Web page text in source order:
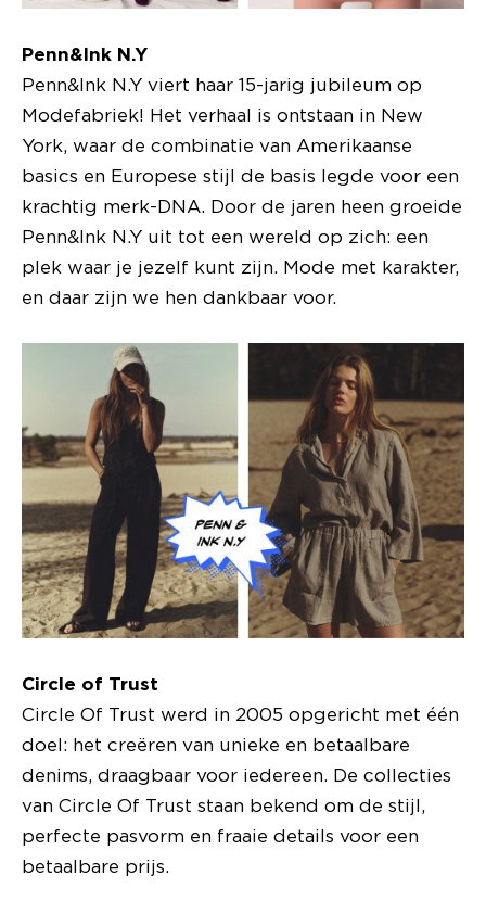
Penn&Ink N.Y
Penn&Ink N.Y viert haar 15-jarig jubileum op
Modefabriek! Het verhaal is ontstaan in New
York, waar de combinatie van Amerikaanse
basics en Europese stijl de basis legde voor een
krachtig merk-DNA. Door de jaren heen groeide
Penn&Ink N.Y uit tot een wereld op zich: een
plek waar je jezelf kunt zijn. Mode met karakter,
en daar zijn we hen dankbaar voor.
Circle of Trust
Circle Of Trust werd in 2005 opgericht met één
doel: het creëren van unieke en betaalbare
denims, draagbaar voor iedereen. De collecties
van Circle Of Trust staan bekend om de stijl,
perfecte pasvorm en fraaie details voor een
betaalbare prijs.